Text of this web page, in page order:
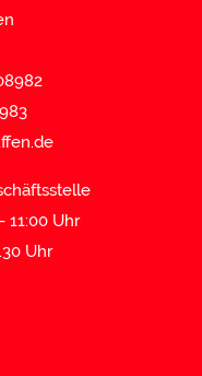
11:00 Uhr
Uhr